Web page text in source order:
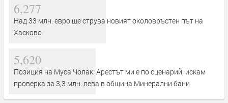
6,277
Над 33 млн. евро ще струва новият околовръстен път на
Хасково
5,620
Позиция на Муса Чолак: Арестът ми е по сценарий, искам
проверка за 3,3 млн. лева в община Минерални бани